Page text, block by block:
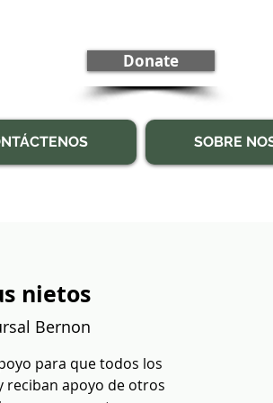
Donate
SOBRE
nietos
Bernon
para que todos los
reciban apoyo de otros